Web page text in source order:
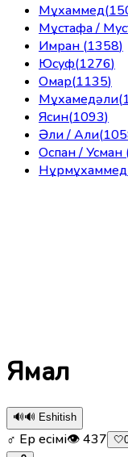
Мұхаммед(
Мұстафа /
Имран (1358)
Юсуф(1276)
Омар(1135)
Мұхамедәли(
Ясин(1093)
Әли / Али(
Оспан / Усман
Нұрмұхаммед
Ямал
🔊🔊 Eshitish
♂ Ер есімі👁437 🤍